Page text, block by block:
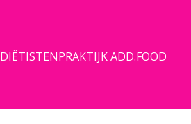
DIËTISTENPRAKTIJK ADD.FOOD